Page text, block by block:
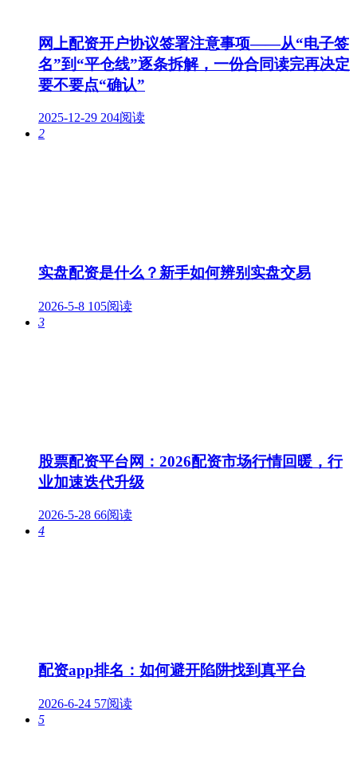
网上配资开户协议签署注意事项——从“电子签
名”到“平仓线”逐条拆解，一份合同读完再决定
要不要点“确认”
2025-12-29 204阅读
2
实盘配资是什么？新手如何辨别实盘交易
2026-5-8 105阅读
3
股票配资平台网：2026配资市场行情回暖，行
业加速迭代升级
2026-5-28 66阅读
4
配资app排名：如何避开陷阱找到真平台
2026-6-24 57阅读
5